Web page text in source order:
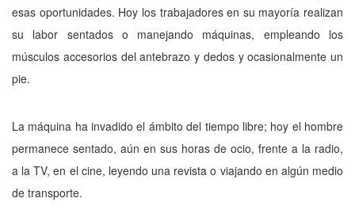
esas oportunidades. Hoy los trabajadores en su mayoría realizan
su labor sentados o manejando máquinas, empleando los
músculos accesorios del antebrazo y dedos y ocasionalmente un
pie.
La máquina ha invadido el ámbito del tiempo libre; hoy el hombre
permanece sentado, aún en sus horas de ocio, frente a la radio,
a la TV, en el cine, leyendo una revista o viajando en algún medio
de transporte.